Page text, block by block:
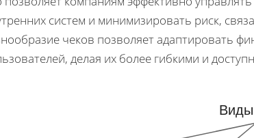
систем и минимизировать риск,
чеков позволяет адаптировать
делая их более гибкими и
Виды